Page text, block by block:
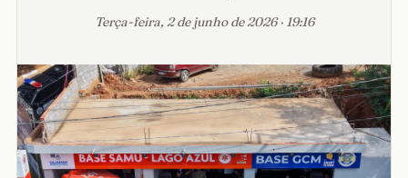
Terça-feira, 2 de junho de 2026 · 19:16